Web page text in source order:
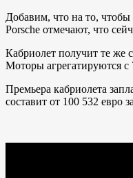
Добавим, что на то, чтобы
Porsche отмечают, что
Кабриолет получит те же
Моторы агрегатируются
Премьера кабриолета
составит от 100 532 евро